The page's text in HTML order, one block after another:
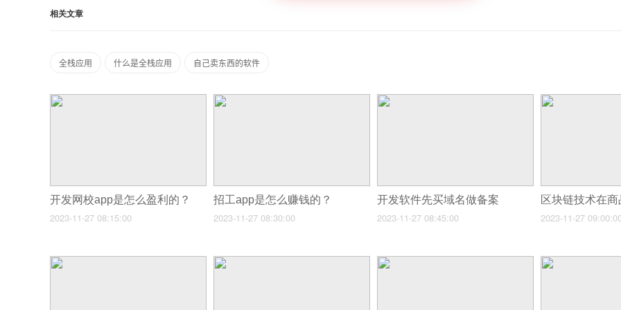
相关文章
全栈应用 什么是全栈应用 自己卖东西的软件
开发网校app是怎么盈利的？
2023-11-27 08:15:00
招工app是怎么赚钱的？
2023-11-27 08:30:00
开发软件先买域名做备案
2023-11-27 08:45:00 2023-11-27